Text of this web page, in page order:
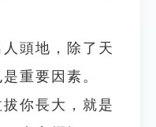
頭地，除了天
重要因素。
你長大，就是